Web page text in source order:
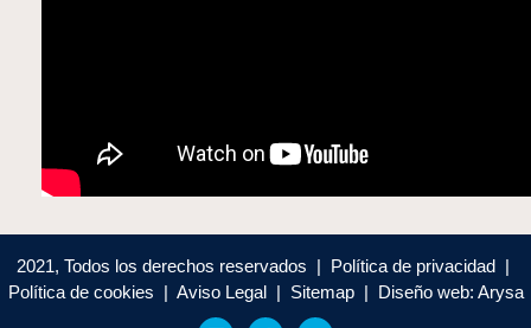
2021, Todos los derechos reservados | Política de privacidad |
Política de cookies | Aviso Legal | Sitemap | Diseño web: Arysa